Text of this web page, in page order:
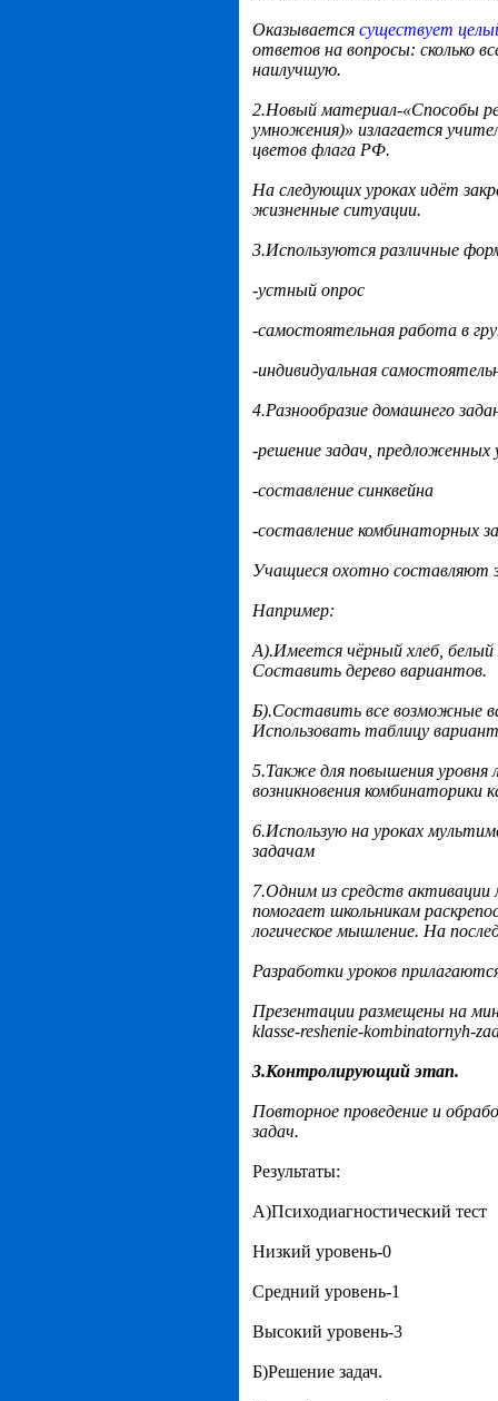
Оказывается существует
ответов на вопросы: сколько
наилучшую.
2.Новый материал-«Способы
умножения)» излагается
цветов флага РФ.
На следующих уроках идёт
жизненные ситуации.
3.Используются различные
-устный опрос
-самостоятельная работа в
-индивидуальная
4.Разнообразие домашнего
-решение задач, предложенных
-составление синквейна
-составление комбинаторных
Учащиеся охотно составляют
Например:
А).Имеется чёрный хлеб, белый
Составить дерево вариантов.
Б).Составить все возможные
Использовать таблицу
5.Также для повышения уровня
возникновения комбинаторики
6.Использую на уроках
задачам
7.Одним из средств активации
помогает школьникам
логическое мышление. На
Разработки уроков
Презентации размещены на
klasse-reshenie-kombinatornyh-
3.Контролирующий этап.
Повторное проведение и
задач.
Результаты:
А)Психодиагностический тест
Низкий уровень-0
Средний уровень-1
Высокий уровень-3
Б)Решение задач.